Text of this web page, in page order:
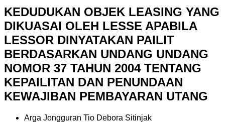
KEDUDUKAN OBJEK LEASING YANG
DIKUASAI OLEH LESSE APABILA
LESSOR DINYATAKAN PAILIT
BERDASARKAN UNDANG UNDANG
NOMOR 37 TAHUN 2004 TENTANG
KEPAILITAN DAN PENUNDAAN
KEWAJIBAN PEMBAYARAN UTANG
Arga Jongguran Tio Debora Sitinjak